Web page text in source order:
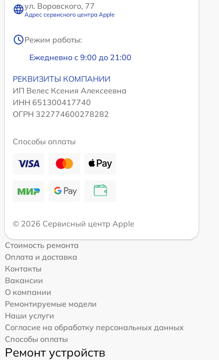
ул. Воровского, 77
Адрес сервисного центра Apple
Режим работы:
Ежедневно с 9:00 до 21:00
РЕКВИЗИТЫ КОМПАНИИ
ИП Велес Ксения Алексеевна
ИНН 651300417740
ОГРН 322774600278282
Способы оплаты
© 2026 Сервисный центр Apple
Стоимость ремонта
Оплата и доставка
Контакты
Вакансии
О компании
Ремонтируемые модели
Наши услуги
Согласие на обработку персональных данных
Способы оплаты
Ремонт устройств